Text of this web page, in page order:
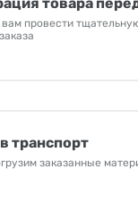
провести
транспорт
заказанные